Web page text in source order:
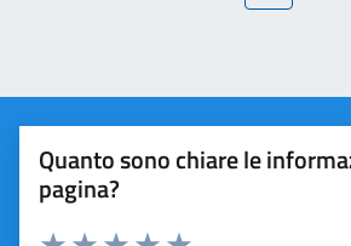
Quanto sono chiare le
pagina?